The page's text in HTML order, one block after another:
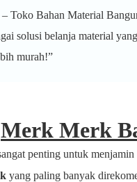
Toko Bahan Material
solusi belanja material
murah!”
Merk Merk
penting untuk
yang paling banyak